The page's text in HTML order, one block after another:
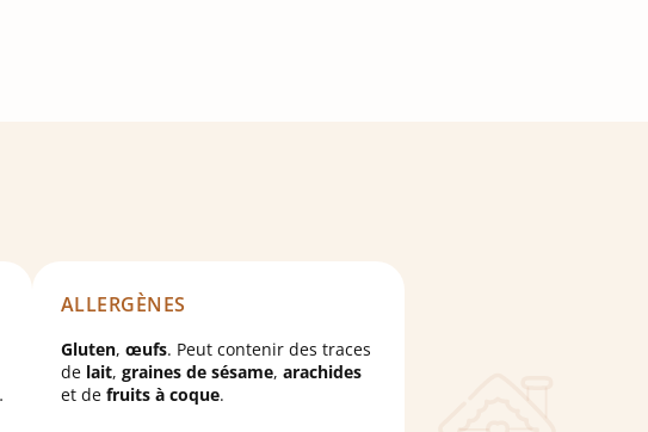
ALLERGÈNES
Gluten, œufs. Peut contenir des traces
de lait, graines de sésame, arachides
et de fruits à coque.